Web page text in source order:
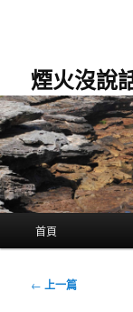
容
煙火沒說
首頁
文
← 上一篇